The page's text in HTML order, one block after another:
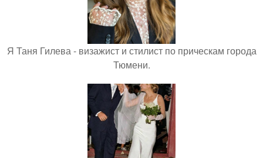
Я Таня Гилева - визажист и стилист по прическам города
Тюмени.